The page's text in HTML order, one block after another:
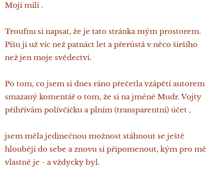
Moji milí .
Troufnu si napsat, že je tato stránka mým prostorem.
Píšu ji už víc než patnáct let a přerůstá v něco širšího
než jen moje svědectví.
Po tom, co jsem si dnes ráno přečetla vzápětí autorem
smazaný komentář o tom, že si na jméně Mudr. Vojty
přihřívám polívčičku a plním (transparentní) účet ,
jsem měla jedinečnou možnost stáhnout se ještě
hlouběji do sebe a znovu si připomenout, kým pro mě
vlastně je - a vždycky byl.